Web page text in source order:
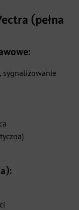
(pełna
sygnalizowanie